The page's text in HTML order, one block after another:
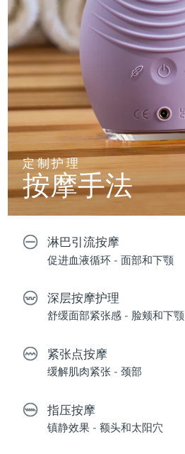
定制护理
按摩手法
淋巴引流按摩
促进血液循环 - 面部和下颚
深层按摩护理
舒缓面部紧张感 - 脸颊和下颚
紧张点按摩
缓解肌肉紧张 - 颈部
指压按摩
镇静效果 - 额头和太阳穴